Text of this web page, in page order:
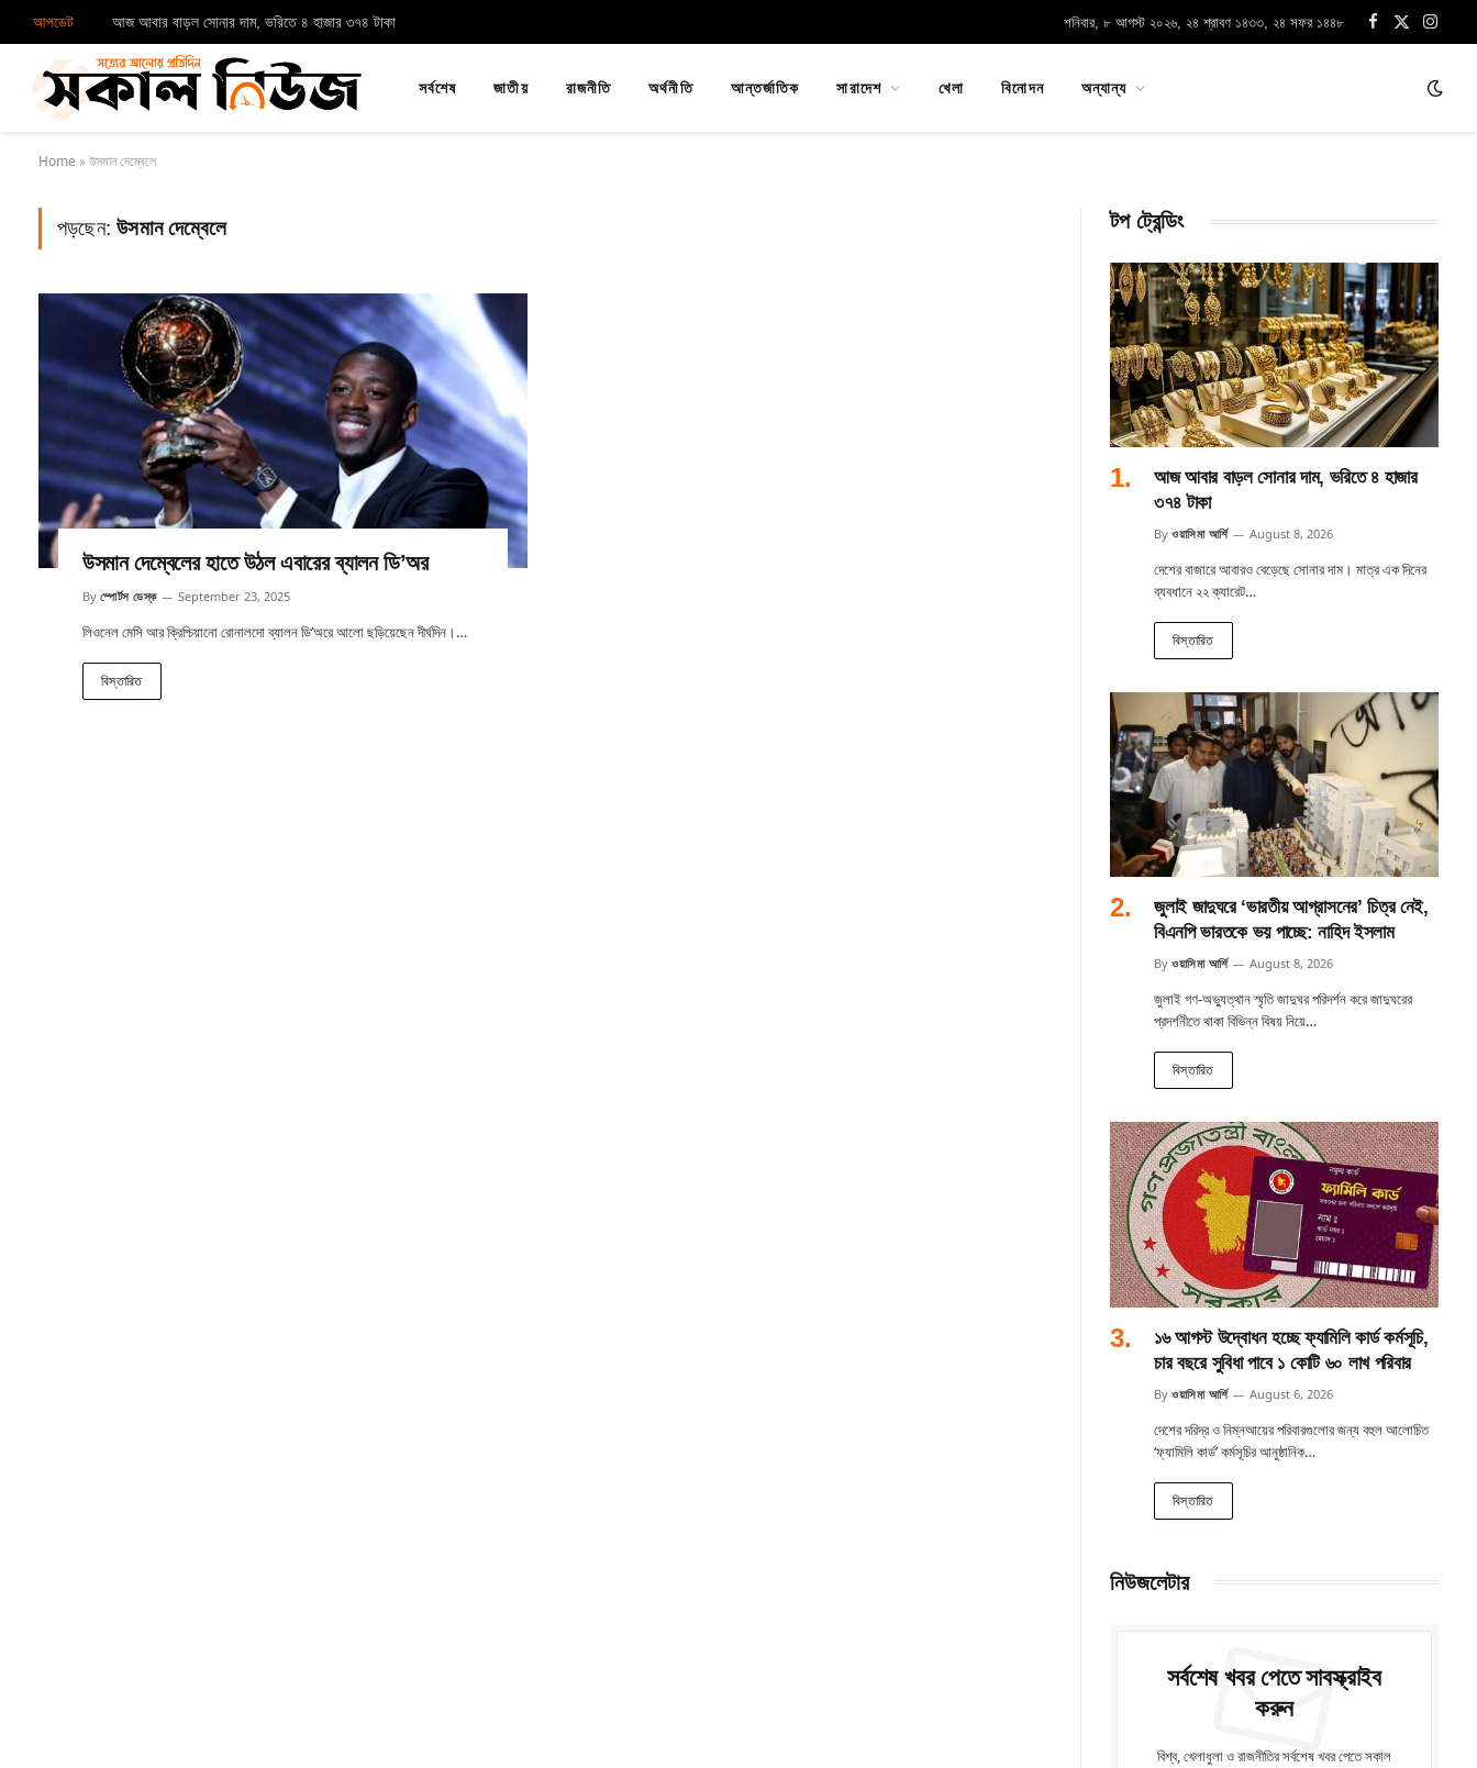
আপডেট আজ আবার বাড়ল সোনার দাম, ভরিতে ৪ হাজার ৩৭৪ টাকা শনিবার, ৮ আগস্ট ২০২৬, ২৪ শ্রাবণ ১৪৩৩, ২৪ সফর ১৪৪৮
Facebook
X
সর্বশেষ জাতীয় রাজনীতি অর্থনীতি আন্তর্জাতিক সারাদেশ খেলা বিনোদন অন্যান্য
Home »উসমান দেম্বেলে
পড়ছেন:উসমান দেম্বেলে
উসমান দেম্বেলের হাতে উঠল এবারের ব্যালন ডি’অর
By স্পোর্টস ডেস্ক September 23, 2025
লিওনেল মেসি আর ক্রিশ্চিয়ানো রোনালদো ব্যালন ডি’অরে আলো ছড়িয়েছেন দীর্ঘদিন।…
বিস্তারিত
টপ ট্রেন্ডিং
আজ আবার বাড়ল সোনার দাম, ভরিতে ৪ হাজার
৩৭৪ টাকা
By ওয়াসিমা আর্শি August 8, 2026
দেশের বাজারে আবারও বেড়েছে সোনার দাম। মাত্র এক দিনের
ব্যবধানে ২২ ক্যারেট…
বিস্তারিত
জুলাই জাদুঘরে ‘ভারতীয় আগ্রাসনের’ চিত্র নেই,
বিএনপি ভারতকে ভয় পাচ্ছে: নাহিদ ইসলাম
By ওয়াসিমা আর্শি August 8, 2026
জুলাই গণ-অভ্যুত্থান স্মৃতি জাদুঘর পরিদর্শন করে জাদুঘরের
প্রদর্শনীতে থাকা বিভিন্ন বিষয় নিয়ে…
বিস্তারিত
১৬ আগস্ট উদ্বোধন হচ্ছে ফ্যামিলি কার্ড কর্মসূচি,
চার বছরে সুবিধা পাবে ১ কোটি ৬০ লাখ পরিবার
By ওয়াসিমা আর্শি August 6, 2026
দেশের দরিদ্র ও নিম্নআয়ের পরিবারগুলোর জন্য বহুল আলোচিত
‘ফ্যামিলি কার্ড’ কর্মসূচির আনুষ্ঠানিক…
বিস্তারিত
নিউজলেটার
সর্বশেষ খবর পেতে সাবস্ক্রাইব
করুন
বিশ্ব, খেলাধুলা ও রাজনীতির সর্বশেষ খবর পেতে সকাল